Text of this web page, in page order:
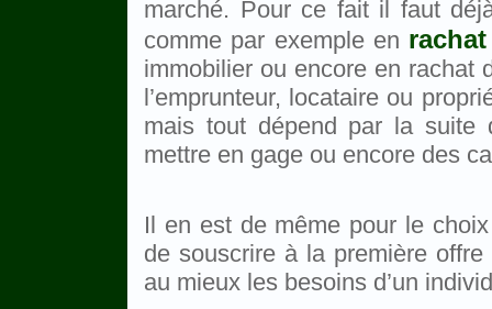
marché. Pour ce fait il faut
comme par exemple en
immobilier ou encore en rachat
l’emprunteur, locataire ou
mais tout dépend par la suite
mettre en gage ou encore des
Il en est de même pour le
de souscrire à la première
au mieux les besoins d’un